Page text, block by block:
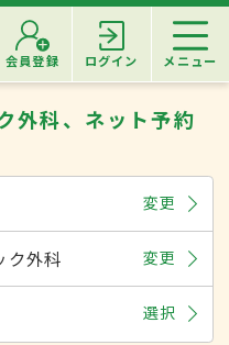
会員登録 ログイン メニュー
外科、ネット予約
変更
ク外科 変更
選択